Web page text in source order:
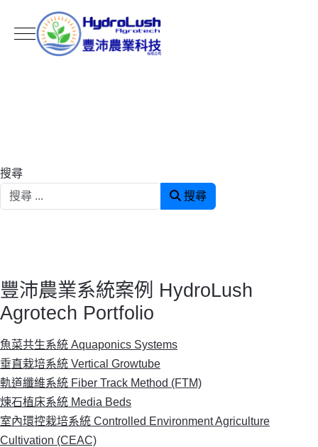
Mobile Menu Toggle
搜尋
搜尋
豐沛農業系統案例 HydroLush
Agrotech Portfolio
魚菜共生系統 Aquaponics Systems
垂直栽培系統 Vertical Growtube
軌道纖維系統 Fiber Track Method (FTM)
煉石植床系統 Media Beds
室內環控栽培系統 Controlled Environment Agriculture
Cultivation (CEAC)